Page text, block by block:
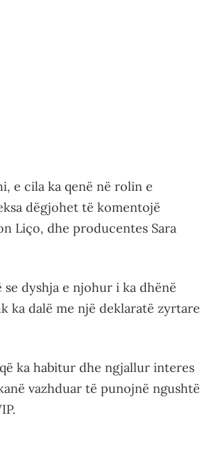
e cila ka qenë në rolin e
dëgjohet të komentojë
Liço, dhe producentes Sara
dyshja e njohur i ka dhënë
ka dalë me një deklaratë zyrtare
ka habitur dhe ngjallur interes
vazhduar të punojnë ngushtë